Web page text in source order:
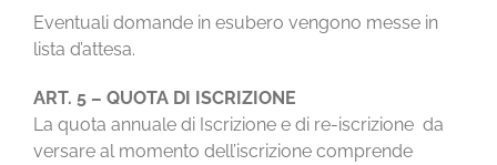
Eventuali domande in esubero vengono messe in
lista d’attesa.
ART. 5 – QUOTA DI ISCRIZIONE
La quota annuale di Iscrizione e di re-iscrizione da
versare al momento dell’iscrizione comprende